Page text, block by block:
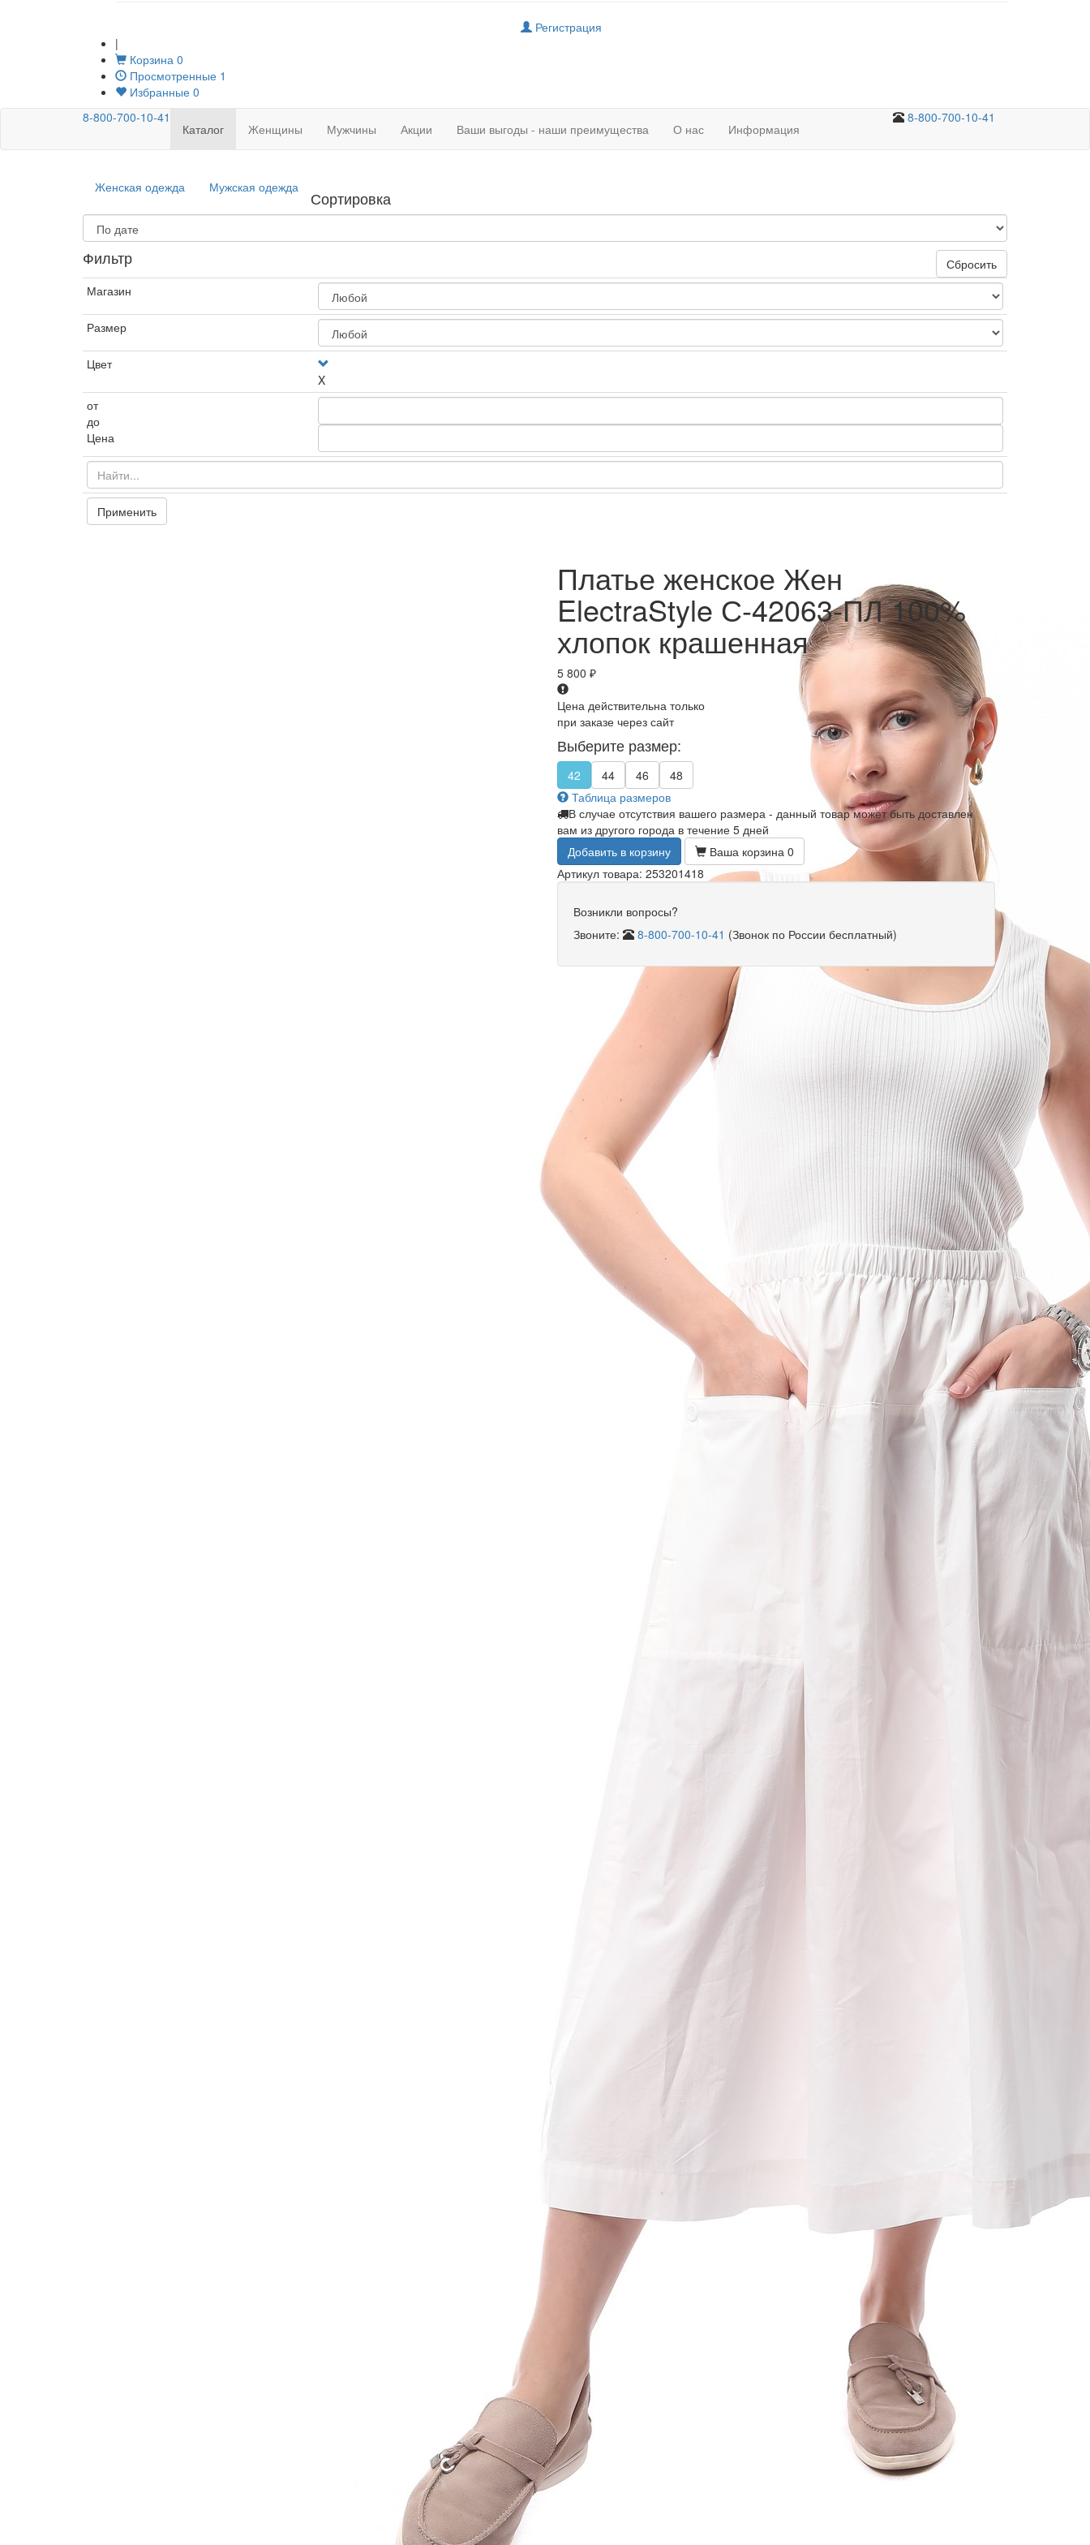
Регистрация
|
Корзина 0
Просмотренные 1
Избранные 0
8-800-700-10-41
Каталог Женщины Мужчины Акции Ваши выгоды - наши преимущества О нас Информация
8-800-700-10-41
Женская одежда Мужская одежда
Сортировка
Фильтр
Сбросить
Магазин
Размер
Цвет
X
от
до
Цена
Применить
Платье женское Жен
ElectraStyle С-42063-ПЛ 100%
хлопок крашенная
5 800 ₽
Цена действительна только
при заказе через сайт
Выберите размер:
42 44 46
48
Таблица размеров
В случае отсутствия вашего размера - данный товар может быть доставлен
вам из другого города в течение 5 дней
Добавить в корзину
Ваша корзина 0
Артикул товара: 253201418
Возникли вопросы?
Звоните:
8-800-700-10-41 (Звонок по России бесплатный)